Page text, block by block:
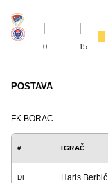
0 15
POSTAVA
FK BORAC
# IGRAČ
DF Haris Berbić